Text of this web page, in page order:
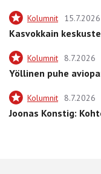
Kolumnit 15.7.2026
Kasvokkain
Kolumnit 8.7.2026
Yöllinen puhe
Kolumnit 8.7.2026
Joonas Konstig: